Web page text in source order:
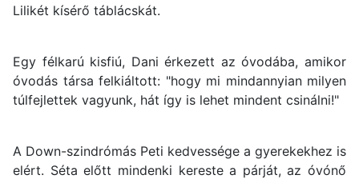
Lilikét kísérő táblácskát.
Egy félkarú kisfiú, Dani érkezett az óvodába, amikor
óvodás társa felkiáltott: "hogy mi mindannyian milyen
túlfejlettek vagyunk, hát így is lehet mindent csinálni!"
A Down-szindrómás Peti kedvessége a gyerekekhez is
elért. Séta előtt mindenki kereste a párját, az óvónő